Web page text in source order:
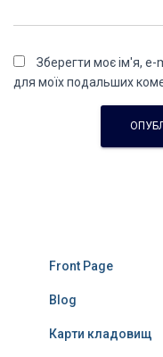
Зберегти моє ім'я, e-
для моїх подальших
Front Page
Blog
Карти кладовищ